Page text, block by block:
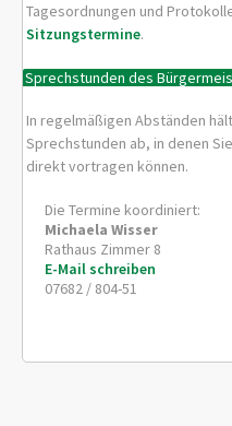
Tagesordnungen und
Sitzungstermine.
Sprechstunden des
In regelmäßigen Abständen
Sprechstunden ab, in denen
direkt vortragen können.
Die Termine koordiniert:
Michaela Wisser
Rathaus Zimmer 8
E-Mail schreiben
07682 / 804-51